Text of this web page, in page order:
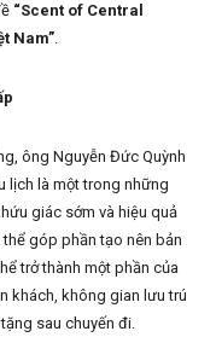
“Scent of Central
Nam”.
ông Nguyễn Đức Quỳnh
lịch là một trong những
giác sớm và hiệu quả
góp phần tạo nên bản
trở thành một phần của
khách, không gian lưu trú
sau chuyến đi.